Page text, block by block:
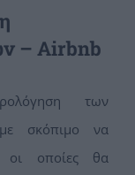
– Airbnb
των
σκόπιμο να
οι οποίες θα